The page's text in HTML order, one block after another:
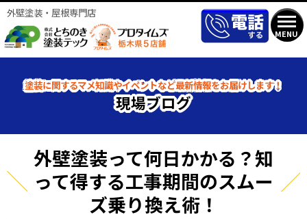
MENU
外壁塗装・屋根専門店
塗装に関するマメ知識やイベントなど最新情報をお届けします！
現場ブログ
外壁塗装って何日かかる？知
って得する工事期間のスムー
ズ乗り換え術！